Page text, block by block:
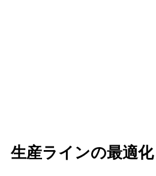
生産ラインの最適化